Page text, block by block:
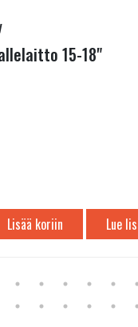
15-18"
Lisää koriin Lue